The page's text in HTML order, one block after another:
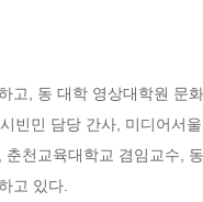
고, 동 대학 영상대학원 문
빈민 담당 간사, 미디어서
천교육대학교 겸임교수,
고 있다.